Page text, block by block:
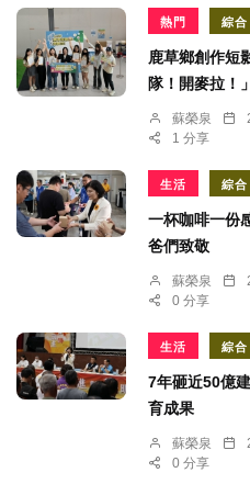
熱門 綜合
鹿草鄉創作短
隊！開麥拉！
蘇榮泉
1 分享
生活 綜合
一杯咖啡一份
爸們致敬
蘇榮泉
0 分享
生活 綜合
7年砸近50億
育成果
蘇榮泉
0 分享